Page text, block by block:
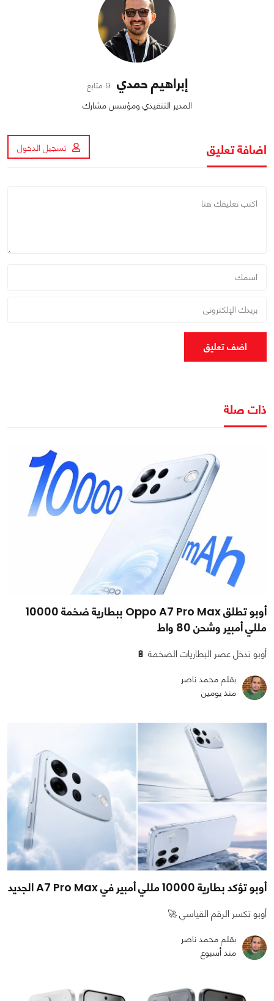
إبراهيم حمدي 9 متابع
المدير التنفيذي ومؤسس مشارك
اضافة تعليق تسجيل الدخول
اضف تعليق
ذات صلة
أوبو تطلق Oppo A7 Pro Max ببطارية ضخمة 10000
مللي أمبير وشحن 80 واط
أوبو تدخل عصر البطاريات الضخمة 🔋
بقلم محمد ناصر
منذ يومين
أوبو تؤكد بطارية 10000 مللي أمبير في A7 Pro Max الجديد
أوبو تكسر الرقم القياسي 🚀
بقلم محمد ناصر
منذ أسبوع